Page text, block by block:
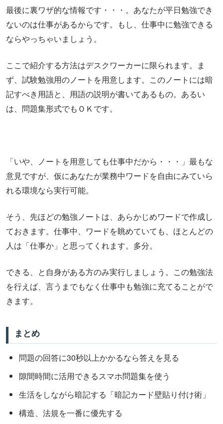
最後に裏ワザ的な情報です・・・。あなたが平日勉強でき
ないのは仕事があるからです。もし、仕事中に勉強できる
ならやっちゃいましょう。
ここで紹介する方法はデスクワーカーに限られます。ま
ず、試験勉強用のノートを用意します。このノートには暗
記すべき用語と、用語の説明が書いてあるもの。あるい
は、問題集形式でもＯＫです。
「いや、ノートを用意しても仕事中だから・・・」最もな
意見ですが、仮にあなたが業務中ワードを自由にみていら
れる環境なら実行可能。
そう、先ほどの勉強ノートは、あらかじめワードで作成し
ておきます。仕事中、ワードを眺めていても、ほとんどの
人は「仕事か」と思ってくれます。多分。
できる、と自身がある方のみ実行しましょう。この勉強法
を行えば、言うまでもなく仕事中も勉強に充てることがで
きます。
まとめ
問題の回答に30秒以上かかるなら答えを見る
隙間時間に活用できるスマホ問題集を使う
生活をしながら暗記する「暗記カード壁貼り付け術」
構造、法規を一番に優先する